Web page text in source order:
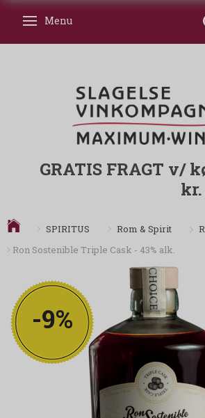
Skifte navigation
Menu
GRATIS FRAGT v/
SPIRITUS Rom & Spirit
Ron Sostenible Triple Cask - 43% alk.
-9%